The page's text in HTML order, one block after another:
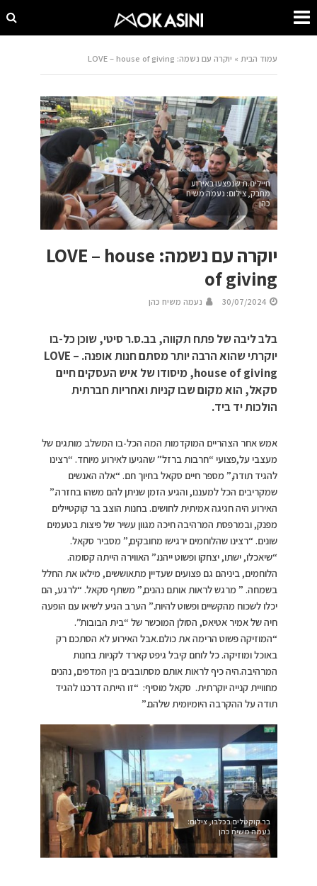
עמוד הבית » יוקרה עם נשמה: LOVE – house of giving
חיילים.ת שנפצעו באירוע
מחבק, צילום: נעמה משיח
כהן
יוקרה עם נשמה: LOVE – house
of giving
30/07/2024 נעמה משיח כהן
בלב ליבה של פתח תקווה, בב.ס.ר סיטי, שוכן כל-בו
יוקרתי שהוא הרבה יותר מסתם חנות אופנה. LOVE –
house of giving, מיסודו של איש העסקים חיים
סקאל, הוא מקום שבו קניות ואחריות חברתית
הולכות יד ביד.
אמש אחר הצהריים המוקדמות המה הכל-בו המשלב מותגים של
מעצבי על,פצועי “חרבות ברזל” שהגיעו לאירוע מיוחד. “רצינו
להגיד תודה,” מספר חיים סקאל בחיוך חם. “אלה האנשים
שמקריבים הכל למעננו, והגיע הזמן שניתן להם משהו בחזרה.”
האירוע היה חגיגה אמיתית לחושים. בחנות הוצב בר קוקטיילים
מפנק, ובמרפסת המרהיבה חיכה מגוון עשיר של פיצות בטעמים
שונים. “רצינו שהלוחמים ירגישו מחובקים,” מסביר סקאל.
“שיאכלו, ישתו, יצחקו ופשוט ייהנו.” האווירה הייתה קסומה.
הלוחמים, ביניהם גם פצועים שעדיין מתאוששים, מילאו את החלל
בשמחה. ” מרגש לראות אותם נהנים,” משתף סקאל. “לרגע, הם
יכלו לשכוח מהקשיים ופשוט להיות.” הערב הגיע לשיאו עם הופעה
חיה של אמיר אטיאס, הסולן המוכשר של “בית הבובות”.
“המוזיקה פשוט הרימה את כולם.אבל האירוע לא הסתכם רק
באוכל ומוזיקה. כל לוחם קיבל גיפט קארד לקניות בחנות
המרהיבה.היה כיף לראות אותם מסתובבים בין המדפים, נהנים
מחוויית קנייה יוקרתית. סקאל מוסיף: “זו הייתה דרכנו להגיד
תודה על ההקרבה היומיומית שלהם.”
בר קוקטלים בכלבו, צילום:
נעמה משיח כהן